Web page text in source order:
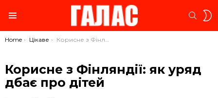
You are here:
Home Цікаве Корисне з Фінляндії: як уряд дбає про дітей
Корисне з Фінляндії: як уряд
дбає про дітей